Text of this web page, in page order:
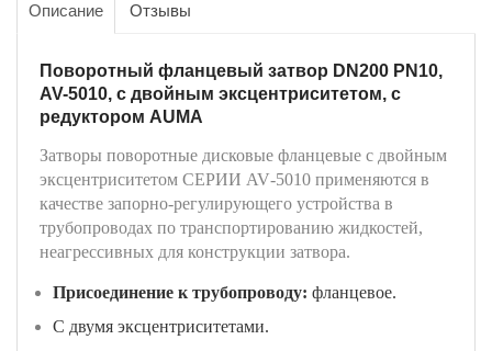
Описание Отзывы
Поворотный фланцевый затвор DN200 PN10,
AV-5010, с двойным эксцентриситетом, с
редуктором AUMA
Затворы поворотные дисковые фланцевые с двойным
эксцентриситетом СЕРИИ AV-5010 применяются в
качестве запорно-регулирующего устройства в
трубопроводах по транспортированию жидкостей,
неагрессивных для конструкции затвора.
Присоединение к трубопроводу: фланцевое.
С двумя эксцентриситетами.